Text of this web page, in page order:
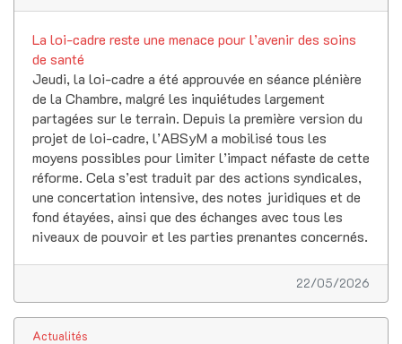
La loi-cadre reste une menace pour l’avenir des soins
de santé
Jeudi, la loi-cadre a été approuvée en séance plénière
de la Chambre, malgré les inquiétudes largement
partagées sur le terrain. Depuis la première version du
projet de loi-cadre, l’ABSyM a mobilisé tous les
moyens possibles pour limiter l’impact néfaste de cette
réforme. Cela s’est traduit par des actions syndicales,
une concertation intensive, des notes juridiques et de
fond étayées, ainsi que des échanges avec tous les
niveaux de pouvoir et les parties prenantes concernés.
22/05/2026
Actualités